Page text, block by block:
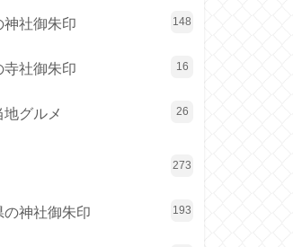
神社御朱印 148
寺社御朱印 16
グルメ 26
273
の神社御朱印 193